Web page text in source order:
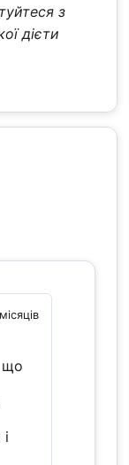
з
дієти
що